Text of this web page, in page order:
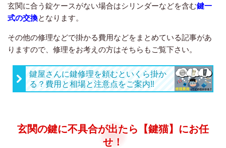
玄関に合う錠ケースがない場合はシリンダーなどを含む鍵一
式の交換となります。
その他の修理などで掛かる費用などをまとめている記事があ
りますので、修理をお考えの方はそちらもご覧下さい。
鍵屋さんに鍵修理を頼むといくら掛か
る？費用と相場と注意点をご案内‼︎
玄関の鍵に不具合が出たら【鍵猫】にお任
せ！